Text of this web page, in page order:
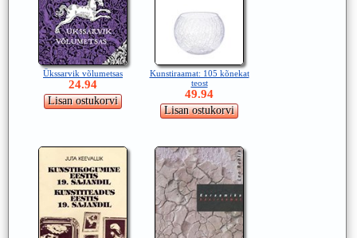
Ükssarvik võlumetsas
24.94
Kunstiraamat: 105 kõnekat
teost
49.94